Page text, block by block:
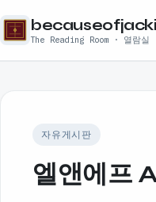
The Reading Room · 열람실
자유게시판
엘앤에프